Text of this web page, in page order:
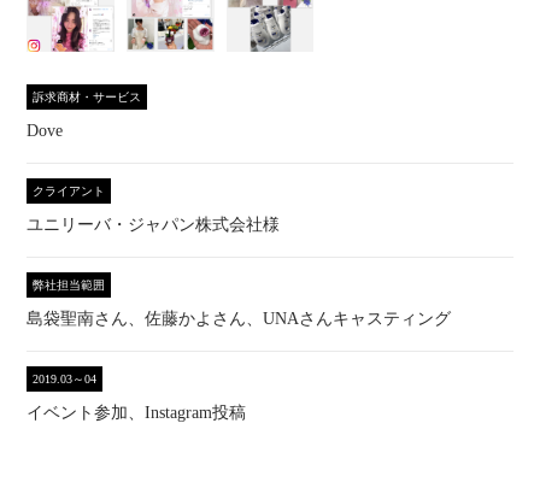
訴求商材・サービス
Dove
クライアント
ユニリーバ・ジャパン株式会社様
弊社担当範囲
島袋聖南さん、佐藤かよさん、UNAさんキャスティング
2019.03～04
イベント参加、Instagram投稿